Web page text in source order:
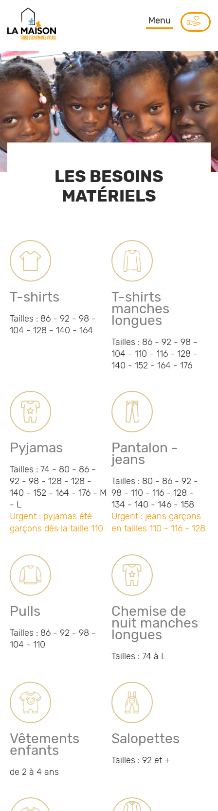
Menu
LES BESOINS
MATÉRIELS
T-shirts
Tailles : 86 - 92 - 98 -
104 - 128 - 140 - 164
T-shirts
manches
longues
Tailles : 86 - 92 - 98 -
104 - 110 - 116 - 128 -
140 - 152 - 164 - 176
Pyjamas
Tailles : 74 - 80 - 86 -
92 - 98 - 128 - 128 -
140 - 152 - 164 - 176 - M
- L
Urgent : pyjamas été
garçons dès la taille 110
Pantalon -
jeans
Tailles : 80 - 86 - 92 -
98 - 110 - 116 - 128 -
134 - 140 - 146 - 158
Urgent : jeans garçons
en tailles 110 - 116 - 128
Pulls
Tailles : 86 - 92 - 98 -
104 - 110
Chemise de
nuit manches
longues
Tailles : 74 à L
Vêtements
enfants
de 2 à 4 ans
Salopettes
Tailles : 92 et +